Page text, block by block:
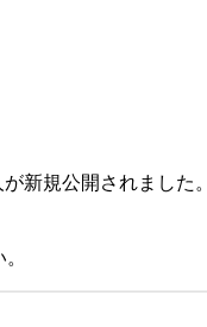
新規公開されました。